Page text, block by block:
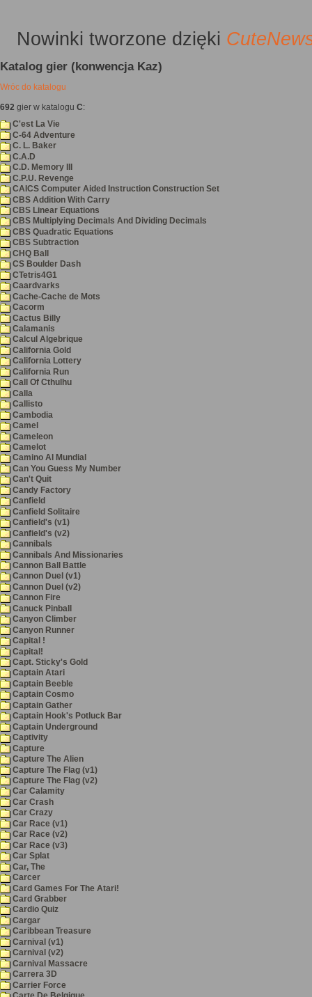
Nowinki tworzone dzięki
Katalog gier (konwencja Kaz)
Wróc do katalogu
692 gier w katalogu C:
C'est La Vie
C-64 Adventure
C. L. Baker
C.A.D
C.D. Memory III
C.P.U. Revenge
CAICS Computer Aided Instruction Construction Set
CBS Addition With Carry
CBS Linear Equations
CBS Multiplying Decimals And Dividing Decimals
CBS Quadratic Equations
CBS Subtraction
CHQ Ball
CS Boulder Dash
CTetris4G1
Caardvarks
Cache-Cache de Mots
Cacorm
Cactus Billy
Calamanis
Calcul Algebrique
California Gold
California Lottery
California Run
Call Of Cthulhu
Calla
Callisto
Cambodia
Camel
Cameleon
Camelot
Camino Al Mundial
Can You Guess My Number
Can't Quit
Candy Factory
Canfield
Canfield Solitaire
Canfield's (v1)
Canfield's (v2)
Cannibals
Cannibals And Missionaries
Cannon Ball Battle
Cannon Duel (v1)
Cannon Duel (v2)
Cannon Fire
Canuck Pinball
Canyon Climber
Canyon Runner
Capital !
Capital!
Capt. Sticky's Gold
Captain Atari
Captain Beeble
Captain Cosmo
Captain Gather
Captain Hook's Potluck Bar
Captain Underground
Captivity
Capture
Capture The Alien
Capture The Flag (v1)
Capture The Flag (v2)
Car Calamity
Car Crash
Car Crazy
Car Race (v1)
Car Race (v2)
Car Race (v3)
Car Splat
Car, The
Carcer
Card Games For The Atari!
Card Grabber
Cardio Quiz
Cargar
Caribbean Treasure
Carnival (v1)
Carnival (v2)
Carnival Massacre
Carrera 3D
Carrier Force